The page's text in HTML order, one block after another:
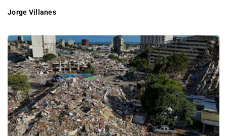
Jorge Villanes